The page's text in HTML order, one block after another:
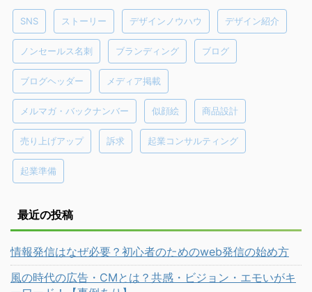
SNS ストーリー デザインノウハウ デザイン紹介
ノンセールス名刺 ブランディング ブログ
ブログヘッダー メディア掲載
メルマガ・バックナンバー 似顔絵 商品設計
売り上げアップ 訴求 起業コンサルティング
起業準備
最近の投稿
情報発信はなぜ必要？初心者のためのweb発信の始め方
風の時代の広告・CMとは？共感・ビジョン・エモいがキ